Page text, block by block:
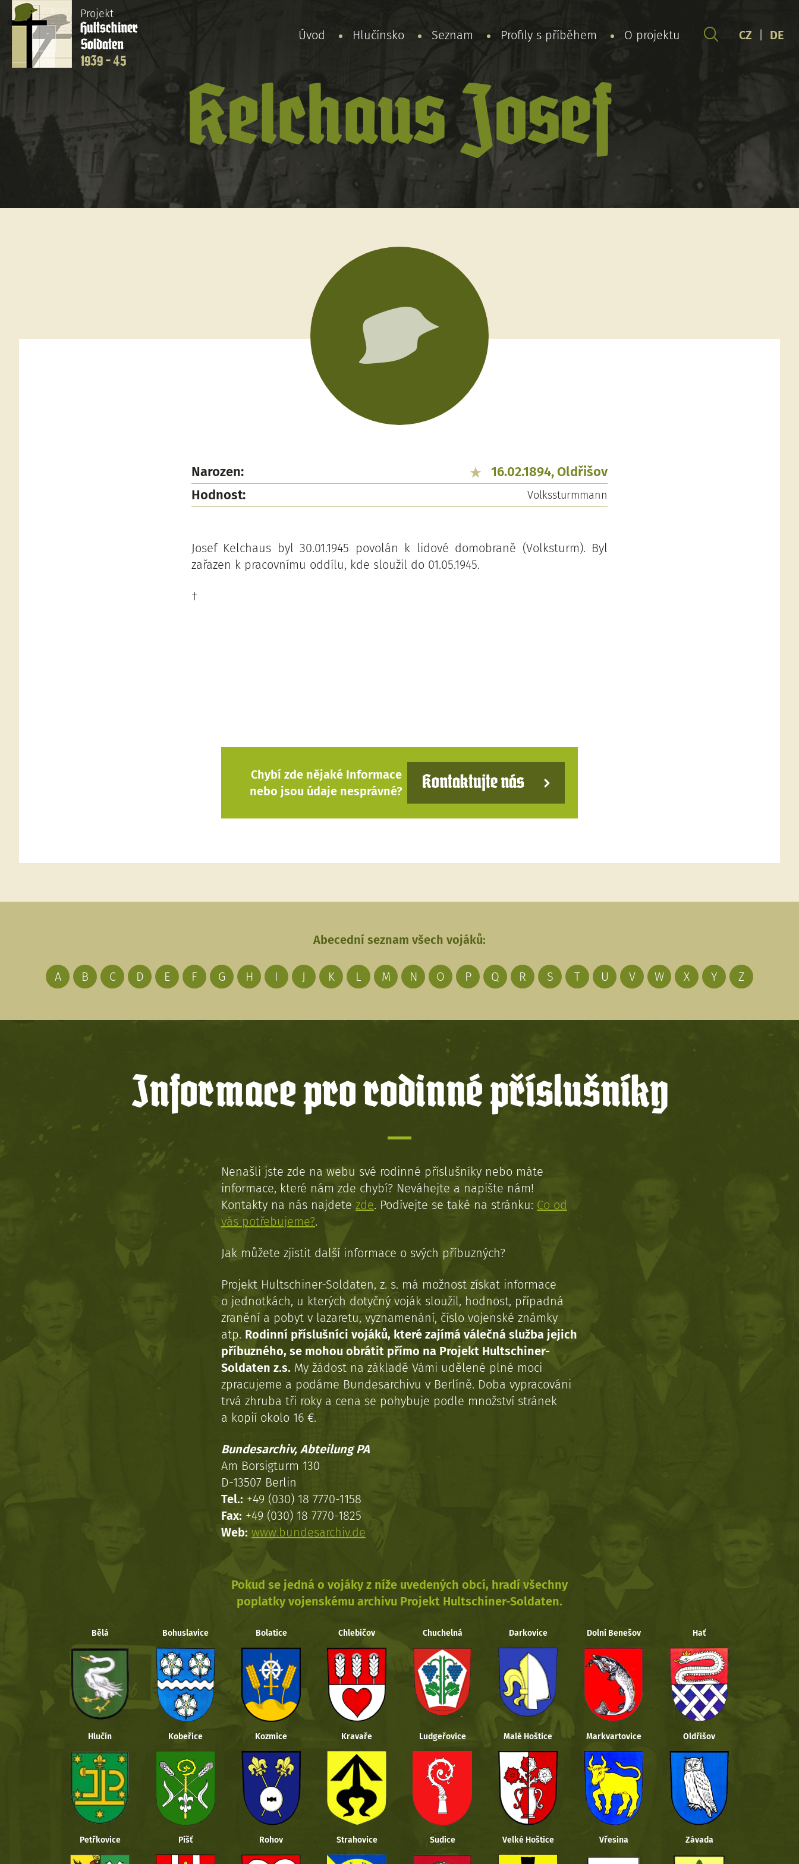
Projekt
Hultschiner
Soldaten
1939 - 45
Úvod Hlučínsko Seznam Profily s příběhem O projektu CZ DE
Kelchaus Josef
Narozen:
16.02.1894, Oldřišov
Hodnost:
Volkssturmmann
Josef Kelchaus byl 30.01.1945 povolán k lidové domobraně (Volksturm). Byl
zařazen k pracovnímu oddílu, kde sloužil do 01.05.1945.
†
Chybí zde nějaké Informace
nebo jsou údaje nesprávné?
Kontaktujte nás
Abecední seznam všech vojáků:
A B C D E F G H I J K L M N O P Q R S T U V W X Y Z
Informace pro rodinné příslušníky
Nenašli jste zde na webu své rodinné příslušníky nebo máte
informace, které nám zde chybí? Neváhejte a napište nám!
Kontakty na nás najdete zde. Podívejte se také na stránku: Co od
vás potřebujeme?.
Jak můžete zjistit další informace o svých příbuzných?
Projekt Hultschiner-Soldaten, z. s. má možnost získat informace
o jednotkách, u kterých dotyčný voják sloužil, hodnost, případná
zranění a pobyt v lazaretu, vyznamenání, číslo vojenské známky
atp. Rodinní příslušníci vojáků, které zajímá válečná služba jejich
příbuzného, se mohou obrátit přímo na Projekt Hultschiner-
Soldaten z.s. My žádost na základě Vámi udělené plné moci
zpracujeme a podáme Bundesarchivu v Berlíně. Doba vypracováni
trvá zhruba tři roky a cena se pohybuje podle množství stránek
a kopií okolo 16 €.
Bundesarchiv, Abteilung PA
Am Borsigturm 130
D-13507 Berlin
Tel.: +49 (030) 18 7770-1158
Fax: +49 (030) 18 7770-1825
Web: www.bundesarchiv.de
Pokud se jedná o vojáky z níže uvedených obcí, hradí všechny
poplatky vojenskému archivu Projekt Hultschiner-Soldaten.
Bělá Bohuslavice Bolatice Chlebičov Chuchelná Darkovice Dolní Benešov Hať
Hlučín Kobeřice Kozmice Kravaře Ludgeřovice Malé Hoštice Markvartovice Oldřišov
Petřkovice Píšť Rohov Strahovice Sudice Velké Hoštice Vřesina Závada